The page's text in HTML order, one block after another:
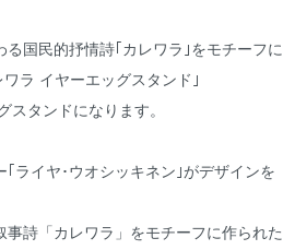
国民的抒情詩｢カレワラ｣をモチーフに
ラ イヤーエッグスタンド｣
タンドになります。
ライヤ･ウオシッキネン｣がデザインを
事詩「カレワラ」をモチーフに作られた